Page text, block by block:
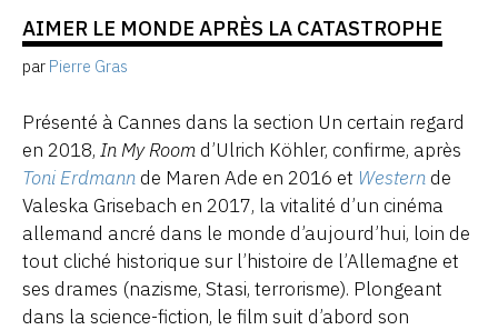
AIMER LE MONDE APRÈS LA CATASTROPHE
par Pierre Gras
Présenté à Cannes dans la section Un certain regard
en 2018, In My Room d’Ulrich Köhler, confirme, après
Toni Erdmann de Maren Ade en 2016 et Western de
Valeska Grisebach en 2017, la vitalité d’un cinéma
allemand ancré dans le monde d’aujourd’hui, loin de
tout cliché historique sur l’histoire de l’Allemagne et
ses drames (nazisme, Stasi, terrorisme). Plongeant
dans la science-fiction, le film suit d’abord son